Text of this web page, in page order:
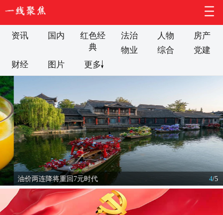
资讯 国内
红色经
典
法治 人物
房产
物业
综合
党建
财经
图片 更多
油价两连降将重回7元时代 4/5